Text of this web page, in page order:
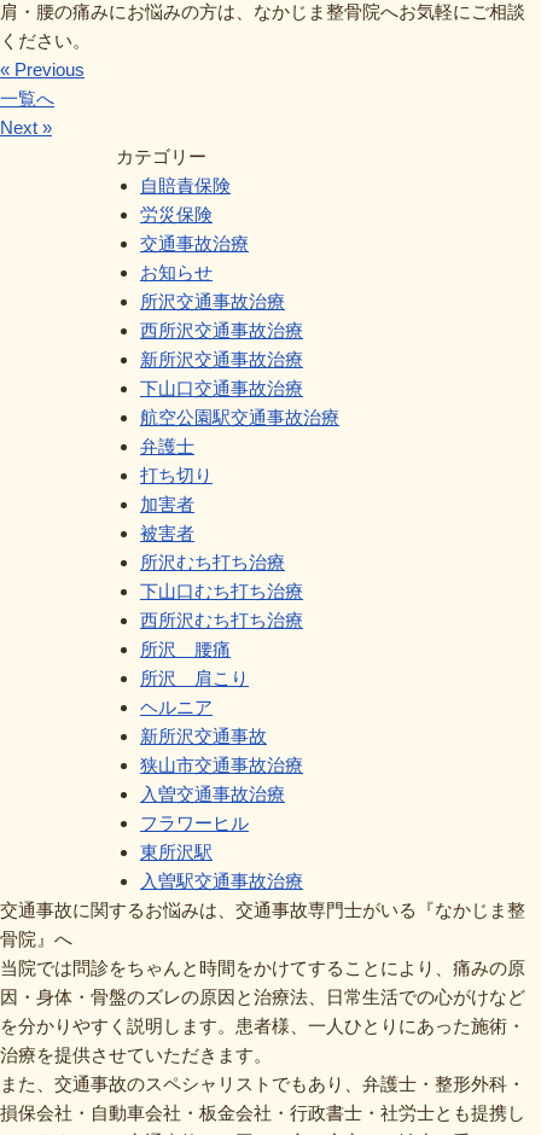
肩・腰の痛みにお悩みの方は、なかじま整骨院へお気軽にご相談
ください。
« Previous
一覧へ
Next »
カテゴリー
自賠責保険
労災保険
交通事故治療
お知らせ
所沢交通事故治療
西所沢交通事故治療
新所沢交通事故治療
下山口交通事故治療
航空公園駅交通事故治療
弁護士
打ち切り
加害者
被害者
所沢むち打ち治療
下山口むち打ち治療
西所沢むち打ち治療
所沢 腰痛
所沢 肩こり
ヘルニア
新所沢交通事故
狭山市交通事故治療
入曽交通事故治療
フラワーヒル
東所沢駅
入曽駅交通事故治療
交通事故に関するお悩みは、交通事故専門士がいる『なかじま整
骨院』へ
当院では問診をちゃんと時間をかけてすることにより、痛みの原
因・身体・骨盤のズレの原因と治療法、日常生活での心がけなど
を分かりやすく説明します。患者様、一人ひとりにあった施術・
治療を提供させていただきます。
また、交通事故のスペシャリストでもあり、弁護士・整形外科・
損保会社・自動車会社・板金会社・行政書士・社労士とも提携し